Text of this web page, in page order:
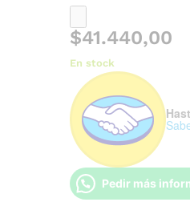
$41.440,00
En stock
Pedir más